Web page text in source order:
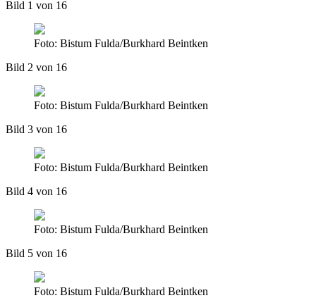
Bild 1 von 16
Foto: Bistum Fulda/Burkhard Beintken
Bild 2 von 16
Foto: Bistum Fulda/Burkhard Beintken
Bild 3 von 16
Foto: Bistum Fulda/Burkhard Beintken
Bild 4 von 16
Foto: Bistum Fulda/Burkhard Beintken
Bild 5 von 16
Foto: Bistum Fulda/Burkhard Beintken